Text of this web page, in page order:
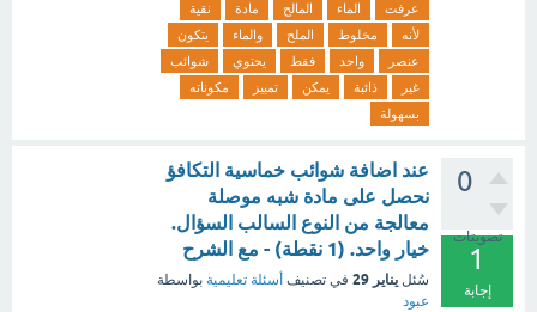
عرفت الماء المالح مادة
نقية
لأنه
مخلوط الملح والماء
يتكون
عنصر
واحد فقط يحتوي
شوائب
غير
ذائبة يمكن تمييز
مكوناته
بسهولة
0
تصويتات
1
إجابة
عند اضافة شوائب خماسية التكافؤ
نحصل على مادة شبه موصلة
معالجة من النوع السالب السؤال.
خيار واحد. (1 نقطة) - مع الشرح
سُئل يناير 29 في تصنيف أسئلة تعليمية بواسطة
عبود